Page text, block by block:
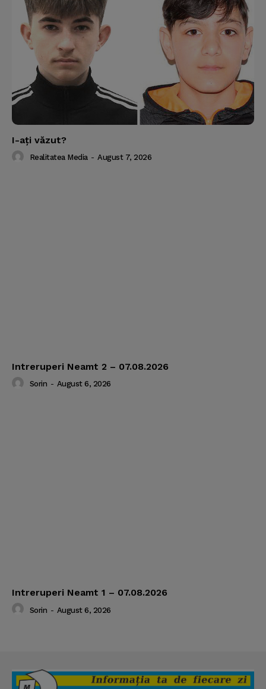
I-aţi văzut?
Realitatea Media - August 7, 2026
Intreruperi Neamt 2 – 07.08.2026
Sorin - August 6, 2026
Intreruperi Neamt 1 – 07.08.2026
Sorin - August 6, 2026